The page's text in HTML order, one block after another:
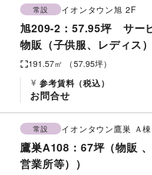
常設 イオンタウン旭 2F
旭209-2：57.95坪 サー
物販（子供服、レディス
191.57㎡ （57.95坪）
参考賃料（税込）
お問合せ
常設 イオンタウン鷹巣 Ａ
鷹巣A108：67坪（物販
営業所等））